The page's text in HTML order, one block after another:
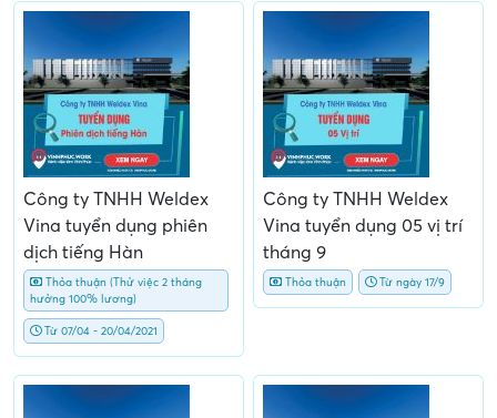
Công ty TNHH Weldex
Vina tuyển dụng phiên
dịch tiếng Hàn
Thỏa thuận (Thử việc 2 tháng
hưởng 100% lương)
Từ 07/04 - 20/04/2021
Công ty TNHH Weldex
Vina tuyển dụng 05 vị trí
tháng 9
Thỏa thuận Từ ngày 17/9